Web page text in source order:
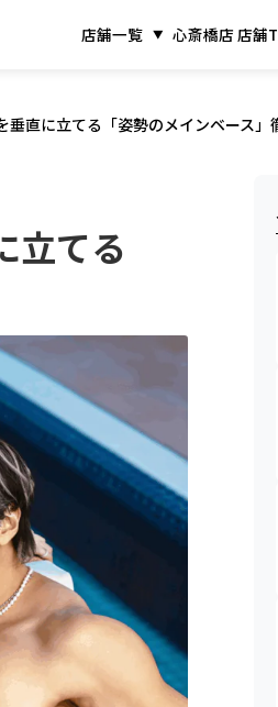
店舗一覧 心斎橋店 店舗
垂直に立てる「姿勢のメインベース」
立てる